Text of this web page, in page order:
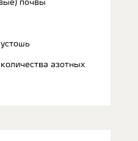
почвы
азотных